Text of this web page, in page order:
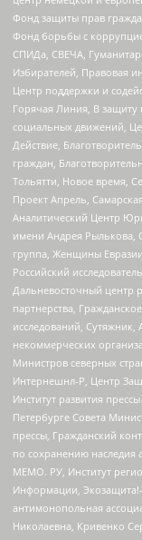
Фонд защиты прав
Фонд борьбы с
СПИДа, СВЕЧА,
Избирателей, Правовая
Центр поддержки и
Горячая Линия, В защиту
социальных движений,
Действие,
граждан,
Тольятти, Новое время,
Проект Апрель,
Аналитический Центр
имени Андрея Рылькова,
группа, Женщины
Российский
Дальневосточный центр
партнерства,
исследований,
некоммерческих
Министров северных
Интернешнл-Р, Центр
Институт развития
Петербурге Совета
прессы, Гражданский
по сохранению наследия
МЕМО. РУ, Институт
Информации,
антимонопольная
Николаевна, Кривенко